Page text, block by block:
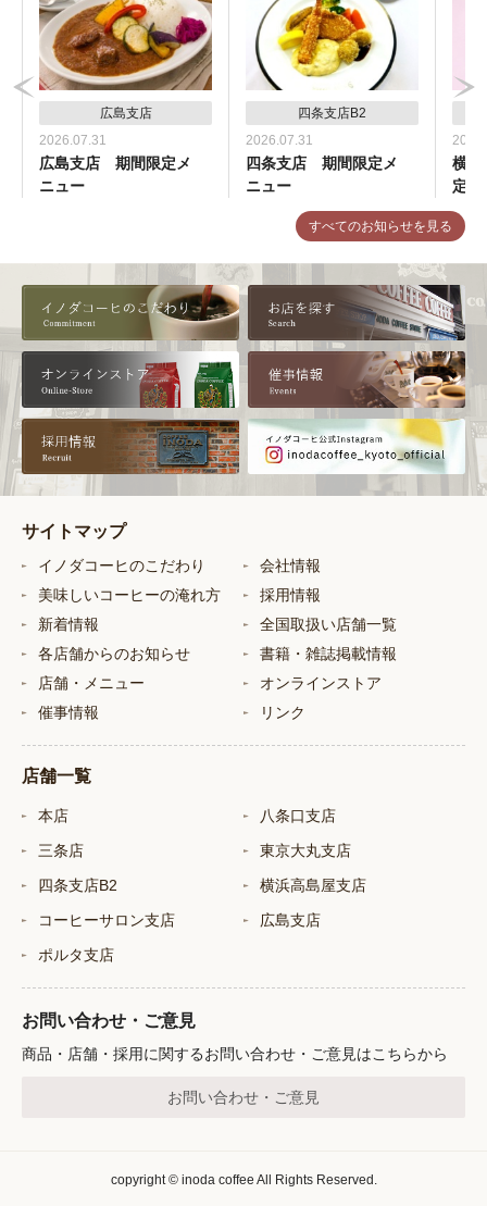
すべてのお知らせを見る
広島支店
2026.07.31
広島支店 期間限定メ
ニュー
四条支店B2
2026.07.31
四条支店 期間限定メ
ニュー
横
定メ
サイトマップ
イノダコーヒのこだわり
美味しいコーヒーの淹れ方
新着情報
各店舗からのお知らせ
店舗・メニュー
催事情報
会社情報
採用情報
全国取扱い店舗一覧
書籍・雑誌掲載情報
オンラインストア
リンク
店舗一覧
本店
三条店
四条支店B2
コーヒーサロン支店
ポルタ支店
八条口支店
東京大丸支店
横浜高島屋支店
広島支店
お問い合わせ・ご意見
商品・店舗・採用に関するお問い合わせ・ご意見はこちらから
お問い合わせ・ご意見
copyright © inoda coffee All Rights Reserved.